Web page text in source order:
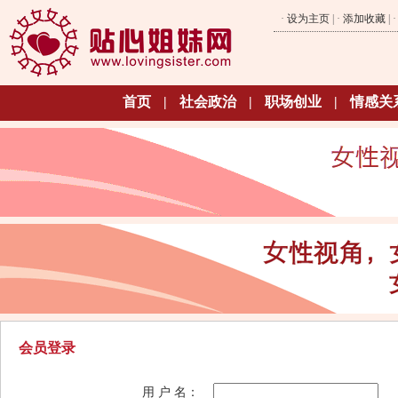
· 设为主页 | · 添加收藏 | ·
首页 | 社会政治 | 职场创业 | 情感关
会员登录
用 户 名：